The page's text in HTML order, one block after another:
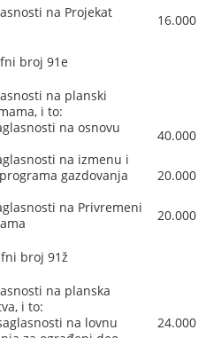
na Projekat
16.000
broj 91e
na planski
i to:
na osnovu
40.000
na izmenu i
gazdovanja
20.000
na Privremeni
20.000
broj 91ž
na planska
i to:
na lovnu
24.000